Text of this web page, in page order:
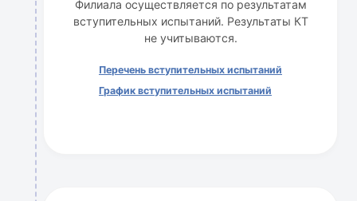
Филиала осуществляется по результатам
вступительных испытаний. Результаты КТ
не учитываются.
Перечень вступительных испытаний
График вступительных испытаний